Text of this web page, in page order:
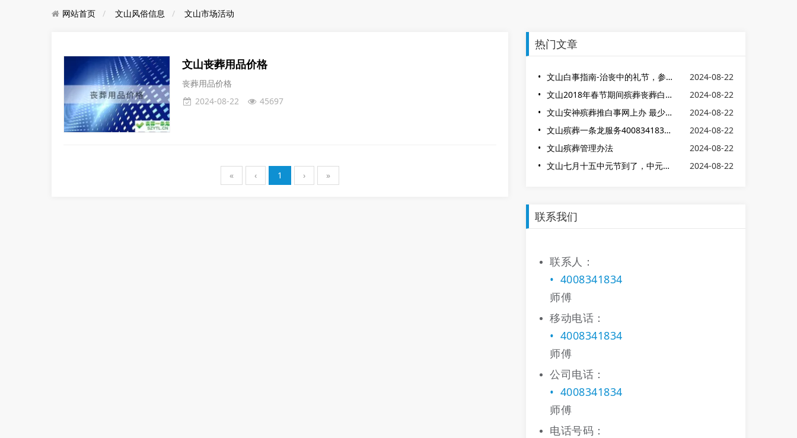
网站首页 文山风俗信息 文山市场活动
文山丧葬用品价格
丧葬用品价格
2024-08-22
45697
« ‹ 1 › »
热门文章
文山白事指南-治丧中的礼节，参加葬礼怎么办
2024-08-22
文山2018年春节期间殡葬丧葬白事服务一条龙价格(公告)
2024-08-22
文山安神殡葬推白事网上办 最少4元办妥
2024-08-22
文山殡葬一条龙服务4008341834 丧事一条龙 白事一条龙24小时服务
2024-08-22
文山殡葬管理办法
2024-08-22
文山七月十五中元节到了，中元节由来，并不是只有“鬼节”的含义
2024-08-22
联系我们
联系人：
4008341834
师傅
移动电话：
4008341834
师傅
公司电话：
4008341834
师傅
电话号码：